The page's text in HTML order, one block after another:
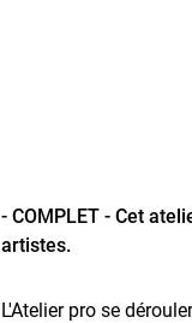
- COMPLET - Cet
artistes.
L'Atelier pro se